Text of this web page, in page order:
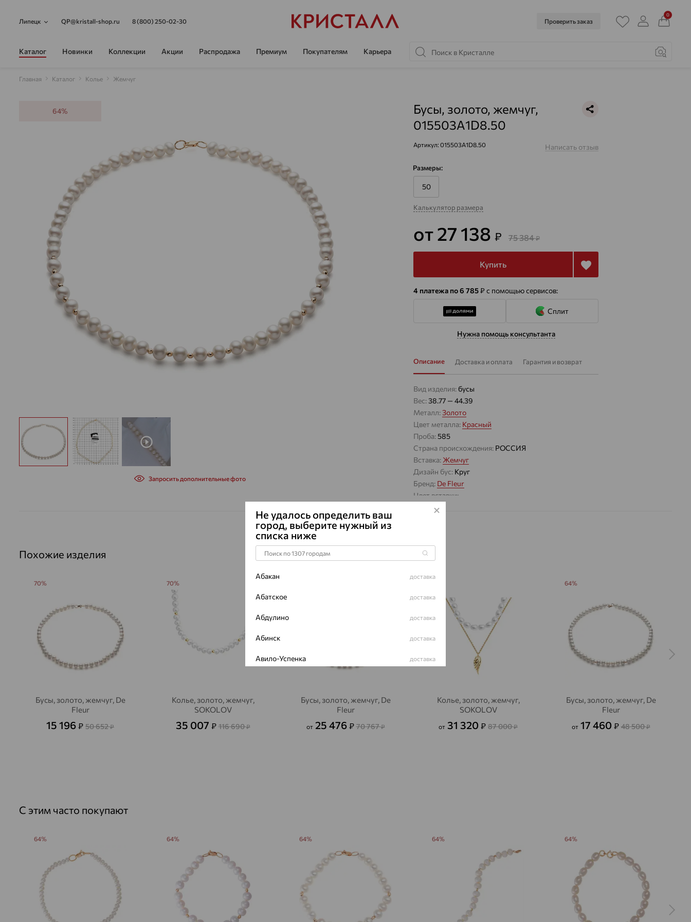
Липецк QP@kristall-shop.ru 8 (800) 250-02-30 Проверить заказ
0
Каталог Новинки Коллекции Акции Распродажа Премиум Покупателям Карьера
Главная Каталог Колье Жемчуг
64%
Запросить дополнительные фото
Бусы, золото, жемчуг,
015503A1D8.50
Артикул: 015503A1D8.50 Написать отзыв
Размеры:
50
Калькулятор размера
от 27 138 ₽ 75 384₽
Купить
4 платежа по 6 785₽с помощью сервисов:
Сплит
Нужна помощь консультанта
Описание Доставка и оплата Гарантия и возврат
Вид изделия:бусы
Вес:38.77 — 44.39
Металл:Золото
Цвет металла: Красный
Проба:585
Страна происхождения: РОССИЯ
Вставка: Жемчуг
Дизайн бус: Круг
Бренд: De Fleur
Цвет вставки:
Вес металла:
Похожие изделия
Бусы, золото, жемчуг, De
Fleur
15 196 ₽ 50 652₽
70%
Колье, золото, жемчуг,
SOKOLOV
35 007 ₽ 116 690₽
70%
Бусы, золото, жемчуг, De
Fleur
от 25 476 ₽ 70 767₽
Колье, золото, жемчуг,
SOKOLOV
от 31 320 ₽ 87 000₽
Бусы, золото, жемчуг, De
Fleur
от 17 460 ₽ 48 500₽
64%
С этим часто покупают
64% 64% 64% 64% 64%
Не удалось определить ваш
город, выберите нужный из
списка ниже
Абакан доставка
Абатское доставка
Абдулино доставка
Абинск доставка
Авило-Успенка доставка
доставка